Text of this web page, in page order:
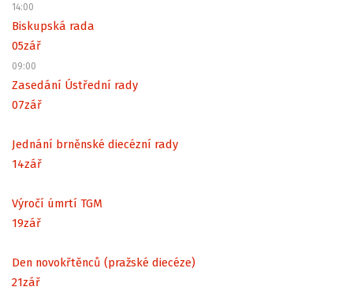
14:00
Biskupská rada
05zář
09:00
Zasedání Ústřední rady
07zář
Jednání brněnské diecézní rady
14zář
Výročí úmrtí TGM
19zář
Den novokřtěnců (pražské diecéze)
21zář